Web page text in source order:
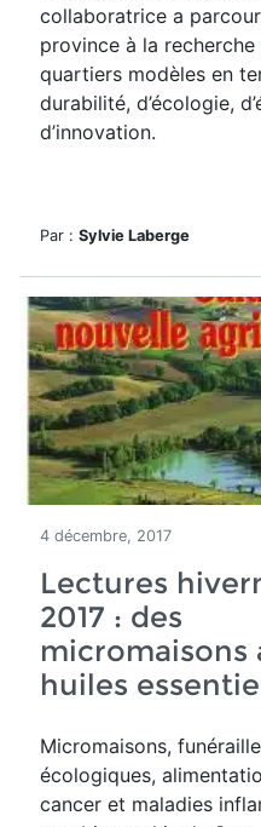
collaboratrice a
province à la recherche
quartiers modèles en
durabilité, d’écologie,
d’innovation.
Par : Sylvie Laberge
4 décembre, 2017
Lectures
2017 : des
micromaisons
huiles
Micromaisons,
écologiques,
cancer et maladies